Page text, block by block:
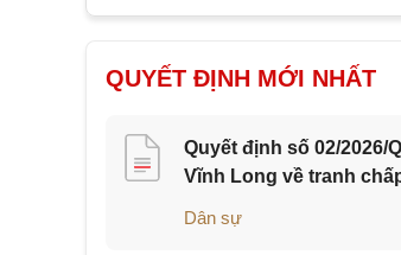
QUYẾT ĐỊNH MỚI NHẤT
Quyết định số 02/2026/
Vĩnh Long về tranh
Dân sự